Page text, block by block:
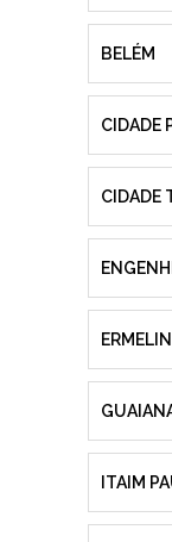
BELÉM
CIDADE
CIDADE
ITAIM